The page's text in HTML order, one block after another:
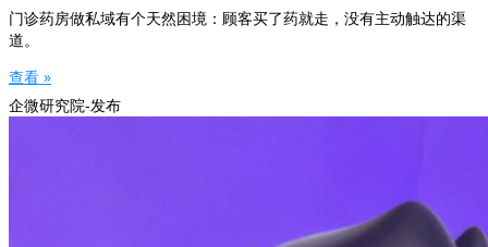
门诊药房做私域有个天然困境：顾客买了药就走，没有主动触达的渠
道。
查看 »
企微研究院-发布